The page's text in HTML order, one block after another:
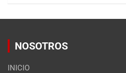
NOSOTROS
INICIO